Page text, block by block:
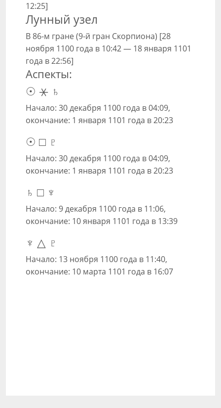
12:25]
Лунный узел
В 86-м гране (9-й гран Скорпиона) [28
ноября 1100 года в 10:42 — 18 января 1101
года в 22:56]
Аспекты:
☉ ⚹ ♄
Начало: 30 декабря 1100 года в 04:09,
окончание: 1 января 1101 года в 20:23
☉ □ ♇
Начало: 30 декабря 1100 года в 04:09,
окончание: 1 января 1101 года в 20:23
♄ □ ♆
Начало: 9 декабря 1100 года в 11:06,
окончание: 10 января 1101 года в 13:39
♆ △ ♇
Начало: 13 ноября 1100 года в 11:40,
окончание: 10 марта 1101 года в 16:07